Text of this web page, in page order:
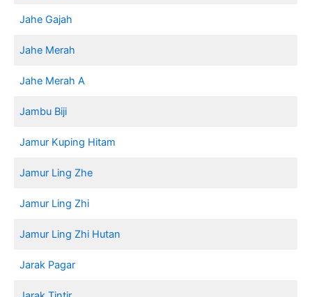
Jahe Gajah
Jahe Merah
Jahe Merah A
Jambu Biji
Jamur Kuping Hitam
Jamur Ling Zhe
Jamur Ling Zhi
Jamur Ling Zhi Hutan
Jarak Pagar